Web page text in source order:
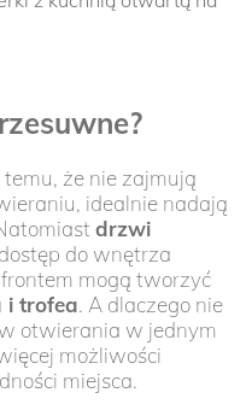
temu, że nie zajmują
idealnie nadają
drzwi
do wnętrza
mogą tworzyć
i trofea. A dlaczego nie
otwierania w jednym
możliwości
miejsca.